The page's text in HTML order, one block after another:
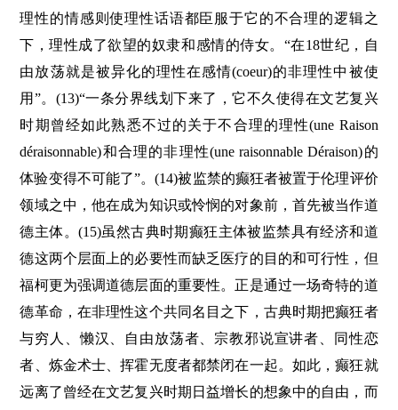
理性的情感则使理性话语都臣服于它的不合理的逻辑之
下，理性成了欲望的奴隶和感情的侍女。“在18世纪，自
由放荡就是被异化的理性在感情(coeur)的非理性中被使
用”。(13)“一条分界线划下来了，它不久使得在文艺复兴
时期曾经如此熟悉不过的关于不合理的理性(une Raison
déraisonnable)和合理的非理性(une raisonnable Déraison)的
体验变得不可能了”。(14)被监禁的癫狂者被置于伦理评价
领域之中，他在成为知识或怜悯的对象前，首先被当作道
德主体。(15)虽然古典时期癫狂主体被监禁具有经济和道
德这两个层面上的必要性而缺乏医疗的目的和可行性，但
福柯更为强调道德层面的重要性。正是通过一场奇特的道
德革命，在非理性这个共同名目之下，古典时期把癫狂者
与穷人、懒汉、自由放荡者、宗教邪说宣讲者、同性恋
者、炼金术士、挥霍无度者都禁闭在一起。如此，癫狂就
远离了曾经在文艺复兴时期日益增长的想象中的自由，而